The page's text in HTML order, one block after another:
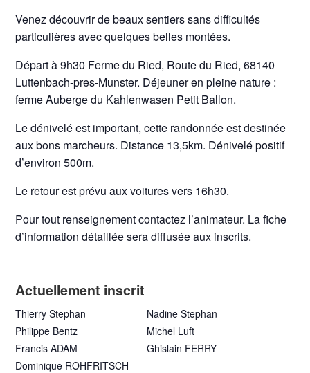
Venez découvrir de beaux sentiers sans difficultés
particulières avec quelques belles montées.
Départ à 9h30 Ferme du Ried, Route du Ried, 68140
Luttenbach-pres-Munster. Déjeuner en pleine nature :
ferme Auberge du Kahlenwasen Petit Ballon.
Le dénivelé est important, cette randonnée est destinée
aux bons marcheurs. Distance 13,5km. Dénivelé positif
d’environ 500m.
Le retour est prévu aux voitures vers 16h30.
Pour tout renseignement contactez l’animateur. La fiche
d’information détaillée sera diffusée aux inscrits.
Actuellement inscrit
Thierry Stephan
Philippe Bentz
Francis ADAM
Dominique ROHFRITSCH
Nadine Stephan
Michel Luft
Ghislain FERRY